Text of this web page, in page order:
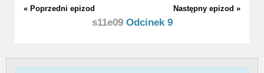
« Poprzedni epizod Następny epizod »
s11e09Odcinek 9